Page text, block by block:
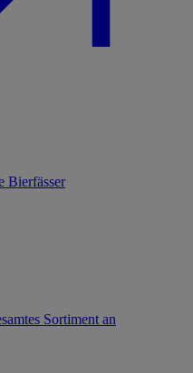
Bierfässer
Sortiment an